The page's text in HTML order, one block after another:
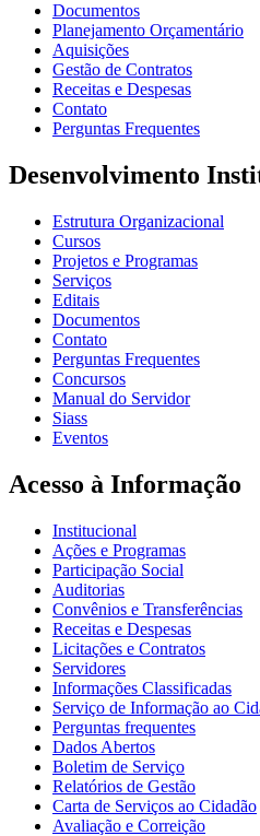
Documentos
Planejamento Orçamentário
Aquisições
Gestão de Contratos
Receitas e Despesas
Contato
Perguntas Frequentes
Desenvolvimento
Estrutura Organizacional
Cursos
Projetos e Programas
Serviços
Editais
Documentos
Contato
Perguntas Frequentes
Concursos
Manual do Servidor
Siass
Eventos
Acesso à Informação
Institucional
Ações e Programas
Participação Social
Auditorias
Convênios e Transferências
Receitas e Despesas
Licitações e Contratos
Servidores
Informações Classificadas
Serviço de Informação ao
Perguntas frequentes
Dados Abertos
Boletim de Serviço
Relatórios de Gestão
Carta de Serviços ao Cidadão
Avaliação e Correição